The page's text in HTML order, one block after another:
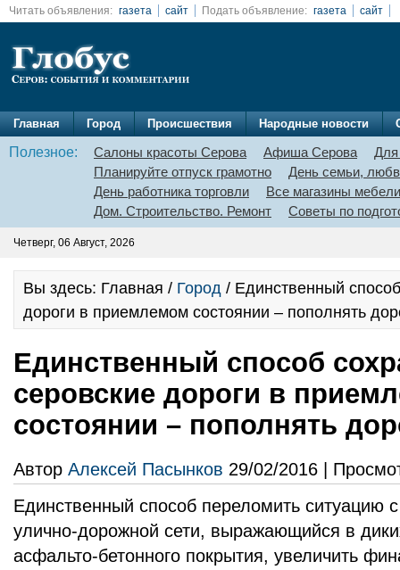
Читать объявления: газета сайт Подать объявление: газета сайт
Главная Город Происшествия Народные новости
Полезное: Салоны красоты Серова Афиша Серова
Для
Планируйте отпуск грамотно
День семьи,
День работника торговли
Все магазины мебели
Дом. Строительство. Ремонт
Советы по
Четверг, 06 Август, 2026
Вы здесь: Главная / Город / Единственный
дороги в приемлемом состоянии – пополнять
Единственный способ
серовские дороги в
состоянии – пополнять
Автор Алексей Пасынков 29/02/2016 |
Единственный способ переломить ситуацию
улично-дорожной сети, выражающийся в
асфальто-бетонного покрытия, увеличить